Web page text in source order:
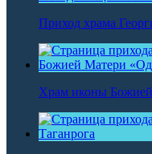
Приход храма
Храм иконы